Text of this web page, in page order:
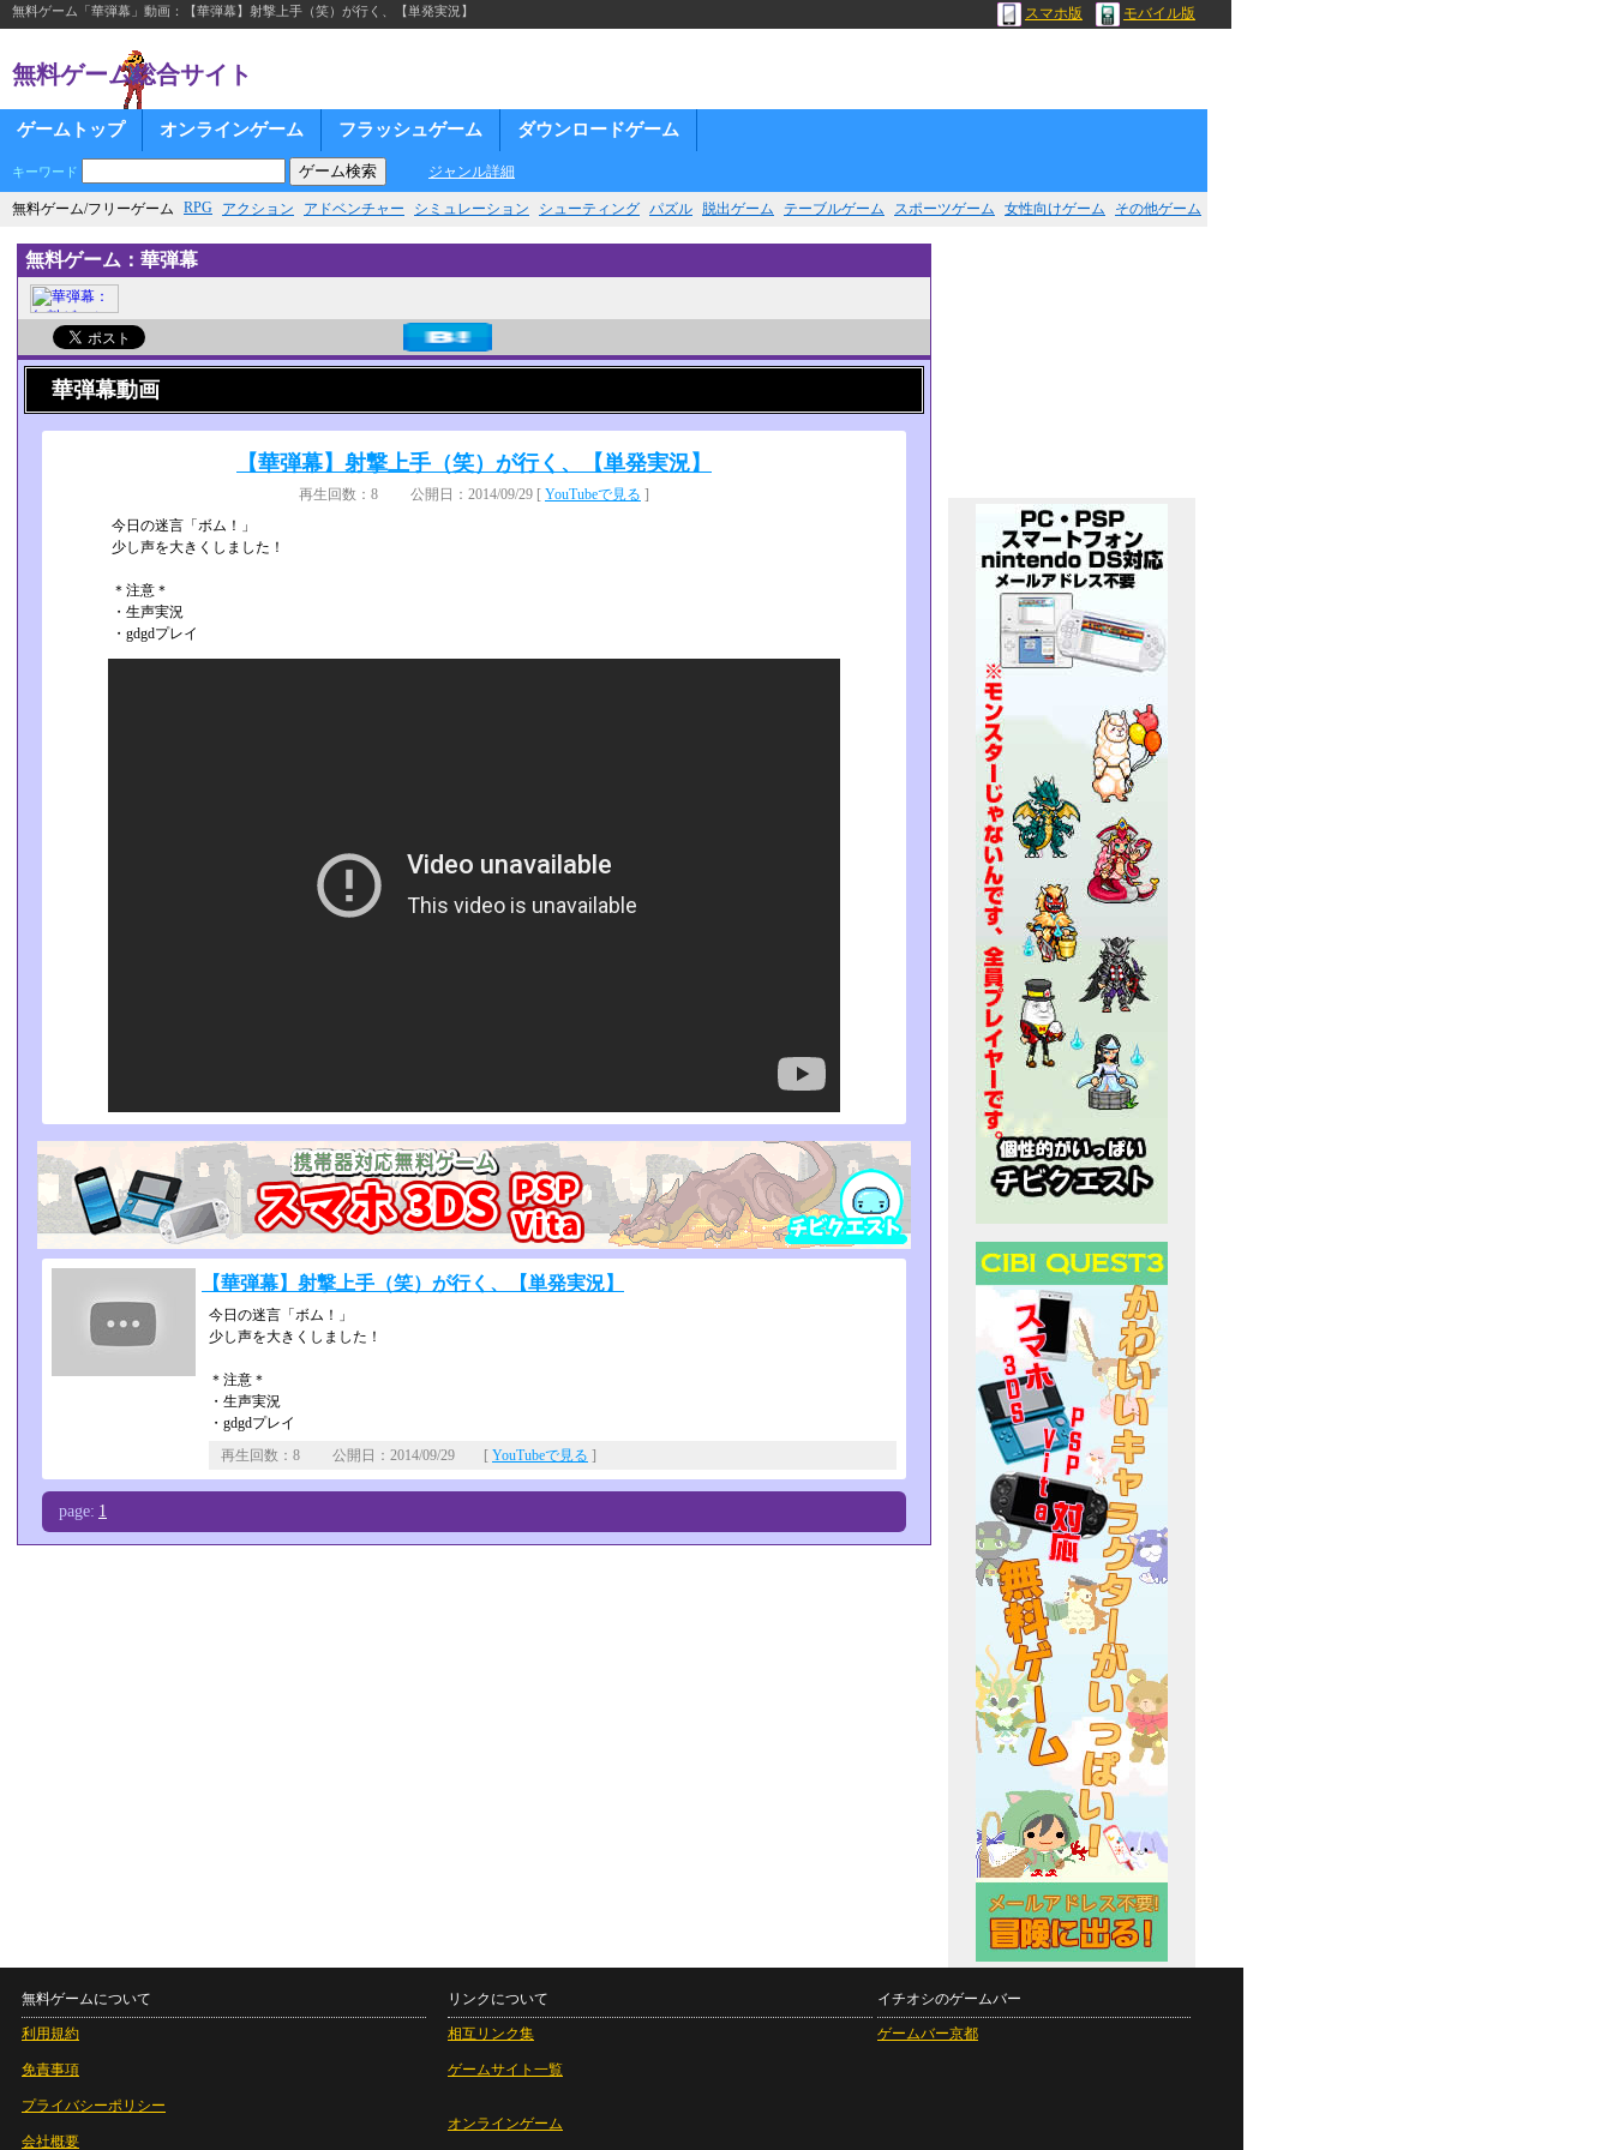
無料ゲーム「華弾幕」動画：【華弾幕】射撃上手（笑）が行く、【単発実況】 スマホ版 モバイル版
無料ゲーム総合サイト
ゲームトップ オンラインゲーム フラッシュゲーム ダウンロードゲーム
キーワード ジャンル詳細
無料ゲーム/フリーゲーム RPG アクション アドベンチャー シミュレーション シューティング パズル 脱出ゲーム テーブルゲーム スポーツゲーム 女性向けゲーム その他ゲーム
無料ゲーム：華弾幕
華弾幕動画
【華弾幕】射撃上手（笑）が行く、【単発実況】
再生回数：8 公開日：2014/09/29 [ YouTubeで見る ]
今日の迷言「ボム！」
少し声を大きくしました！
＊注意＊
・生声実況
・gdgdプレイ
【華弾幕】射撃上手（笑）が行く、【単発実況】
今日の迷言「ボム！」
少し声を大きくしました！
＊注意＊
・生声実況
・gdgdプレイ
再生回数：8 公開日：2014/09/29 [ YouTubeで見る ]
page: 1
無料ゲームについて
利用規約
免責事項
プライバシーポリシー
会社概要
リンクについて
相互リンク集
ゲームサイト一覧
オンラインゲーム
イチオシのゲームバー
ゲームバー京都